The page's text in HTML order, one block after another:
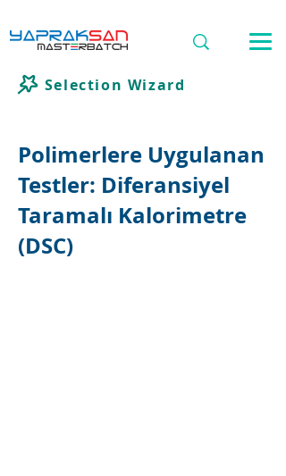
Selection Wizard
Polimerlere Uygulanan
Testler: Diferansiyel
Taramalı Kalorimetre
(DSC)